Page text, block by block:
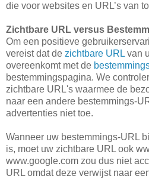
die voor websites en URL’s van
Zichtbare URL versus
Om een positieve
vereist dat de zichtbare URL van
overeenkomt met de
bestemmingspagina. We
zichtbare URL's waarmee de
naar een andere bestemmings-
advertenties niet toe.
Wanneer uw bestemmings-URL
is, moet uw zichtbare URL ook
www.google.com zou dus niet
URL omdat deze verwijst naar